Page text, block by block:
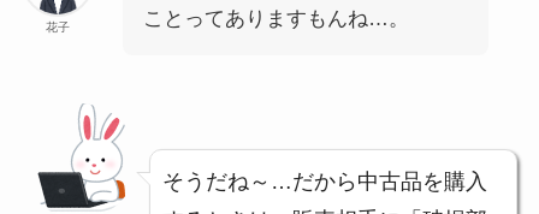
花子
ことってありますもんね…。
そうだね～…だから中古品を購入